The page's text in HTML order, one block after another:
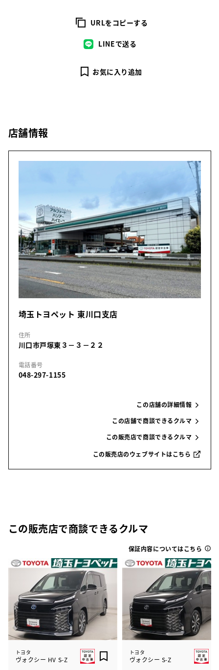
URLをコピーする
LINEで送る
お気に入り追加
店舗情報
埼玉トヨペット 東川口支店
住所
川口市戸塚東３－３－２２
電話番号
048-297-1155
この店舗の詳細情報
この店舗で商談できるクルマ
この販売店で商談できるクルマ
この販売店のウェブサイトはこちら
この販売店で商談できるクルマ
保証内容についてはこちら
トヨタ
ヴォクシー HV S-Z
トヨタ
ヴォクシー S-Z